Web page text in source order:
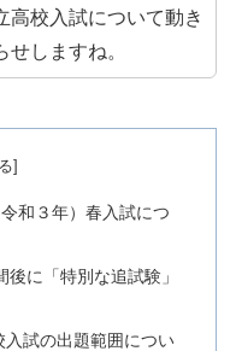
高校入試について動き
しますね。
和３年）春入試につ
に「特別な追試験」
試の出題範囲につい